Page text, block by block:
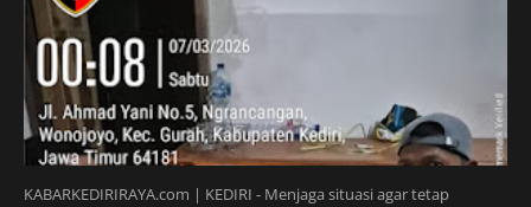
KABARKEDIRIRAYA.com | KEDIRI - Menjaga situasi agar tetap